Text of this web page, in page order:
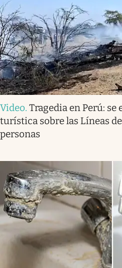
Video. Tragedia en Perú:
turística sobre las Líneas
personas